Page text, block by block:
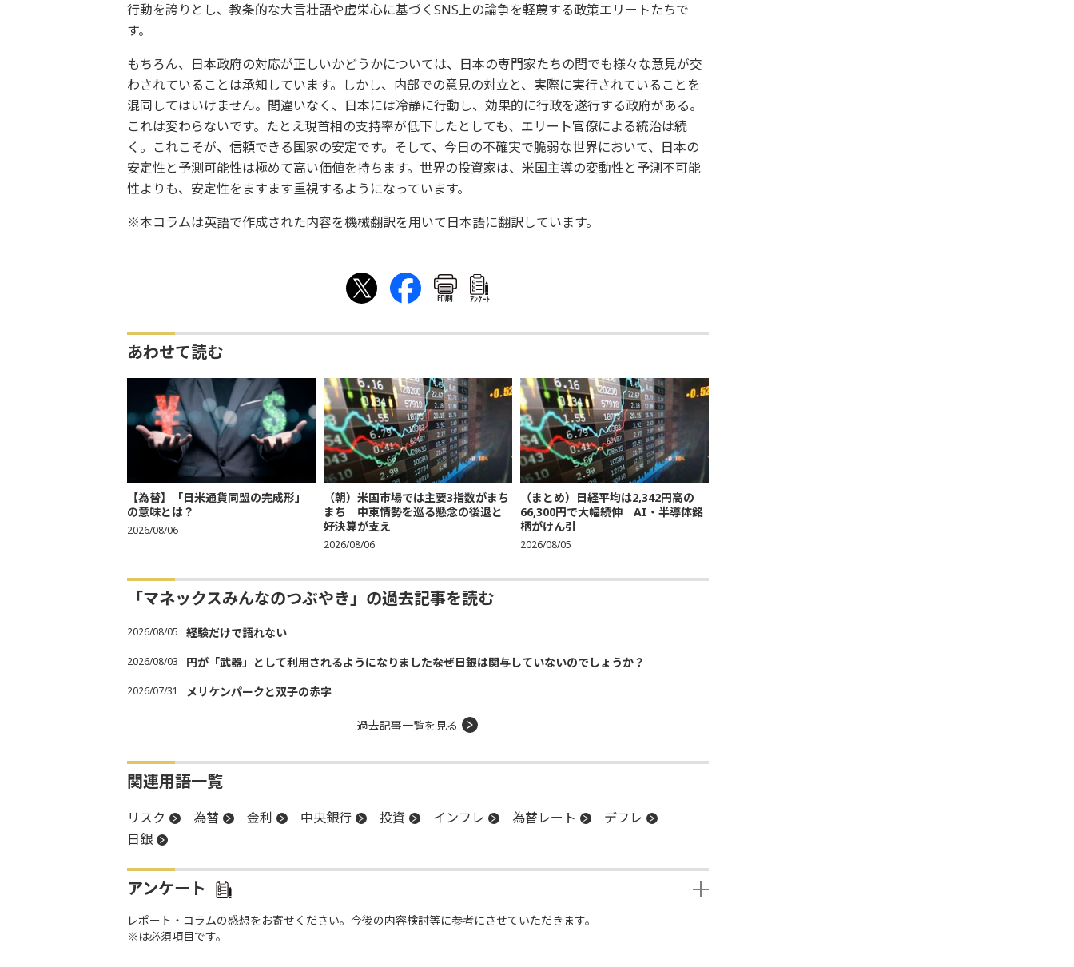
行動を誇りとし、教条的な大言壮語や虚栄心に基づくSNS上の論争を軽蔑する政策エリートたちで
す。
もちろん、日本政府の対応が正しいかどうかについては、日本の専門家たちの間でも様々な意見が交
わされていることは承知しています。しかし、内部での意見の対立と、実際に実行されていることを
混同してはいけません。間違いなく、日本には冷静に行動し、効果的に行政を遂行する政府がある。
これは変わらないです。たとえ現首相の支持率が低下したとしても、エリート官僚による統治は続
く。これこそが、信頼できる国家の安定です。そして、今日の不確実で脆弱な世界において、日本の
安定性と予測可能性は極めて高い価値を持ちます。世界の投資家は、米国主導の変動性と予測不可能
性よりも、安定性をますます重視するようになっています。
※本コラムは英語で作成された内容を機械翻訳を用いて日本語に翻訳しています。
印刷 ｱﾝｹｰﾄ
あわせて読む
【為替】「日米通貨同盟の完成形」
の意味とは？
2026/08/06
（朝）米国市場では主要3指数がまち
まち 中東情勢を巡る懸念の後退と
好決算が支え
2026/08/06
（まとめ）日経平均は2,342円高の
66,300円で大幅続伸 AI・半導体銘
柄がけん引
2026/08/05
「マネックスみんなのつぶやき」の過去記事を読む
2026/08/05 経験だけで語れない
2026/08/03 円が「武器」として利用されるようになりました――なぜ日銀は関与していないのでしょうか？
2026/07/31 メリケンパークと双子の赤字
過去記事一覧を見る
関連用語一覧
リスク 為替 金利 中央銀行 投資 インフレ 為替レート
デフレ
日銀
アンケート
レポート・コラムの感想をお寄せください。今後の内容検討等に参考にさせていただきます。
※は必須項目です。